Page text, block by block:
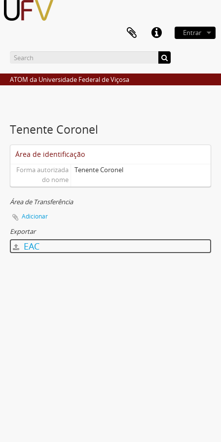
Entrar
ATOM da Universidade Federal de Viçosa
Tenente Coronel
Área de identificação
Forma autorizada
do nome
Tenente Coronel
Área de Transferência
Adicionar
Exportar
EAC